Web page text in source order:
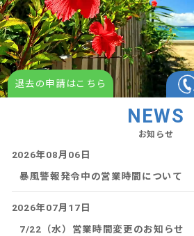
退去の申請はこちら
NEWS
お知らせ
2026年08月06日
暴風警報発令中の営業時間について
2026年07月17日
7/22（水）営業時間変更のお知らせ